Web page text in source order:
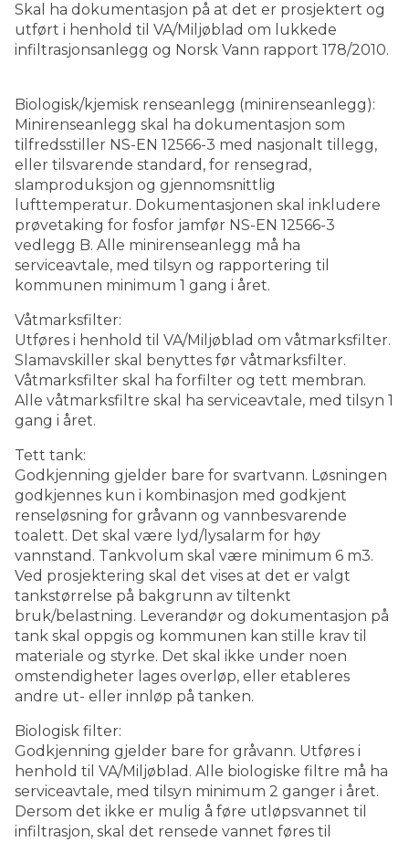
Skal ha dokumentasjon på at det er prosjektert og
utført i henhold til VA/Miljøblad om lukkede
infiltrasjonsanlegg og Norsk Vann rapport 178/2010.
Biologisk/kjemisk renseanlegg (minirenseanlegg):
Minirenseanlegg skal ha dokumentasjon som
tilfredsstiller NS-EN 12566-3 med nasjonalt tillegg,
eller tilsvarende standard, for rensegrad,
slamproduksjon og gjennomsnittlig
lufttemperatur. Dokumentasjonen skal inkludere
prøvetaking for fosfor jamfør NS-EN 12566-3
vedlegg B. Alle minirenseanlegg må ha
serviceavtale, med tilsyn og rapportering til
kommunen minimum 1 gang i året.
Våtmarksfilter:
Utføres i henhold til VA/Miljøblad om våtmarksfilter.
Slamavskiller skal benyttes før våtmarksfilter.
Våtmarksfilter skal ha forfilter og tett membran.
Alle våtmarksfiltre skal ha serviceavtale, med tilsyn 1
gang i året.
Tett tank:
Godkjenning gjelder bare for svartvann. Løsningen
godkjennes kun i kombinasjon med godkjent
renseløsning for gråvann og vannbesvarende
toalett. Det skal være lyd/lysalarm for høy
vannstand. Tankvolum skal være minimum 6 m​3.
Ved prosjektering skal det vises at det er valgt
tankstørrelse på bakgrunn av tiltenkt
bruk/belastning. Leverandør og dokumentasjon på
tank skal oppgis og kommunen kan stille krav til
materiale og styrke. Det skal ikke under noen
omstendigheter lages overløp, eller etableres
andre ut- eller innløp på tanken.
Biologisk filter:
Godkjenning gjelder bare for gråvann. Utføres i
henhold til VA/Miljøblad. Alle biologiske filtre må ha
serviceavtale, med tilsyn minimum 2 ganger i året.
Dersom det ikke er mulig å føre utløpsvannet til
infiltrasjon, skal det rensede vannet føres til